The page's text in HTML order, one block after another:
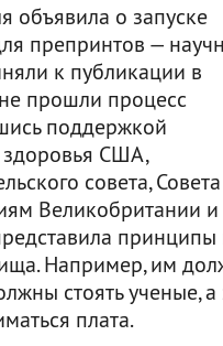
объявила о запуске
препринтов —
к публикации в
прошли процесс
поддержкой
здоровья США,
совета,
Великобритании и
принципы
Например, им
стоять ученые,
плата.